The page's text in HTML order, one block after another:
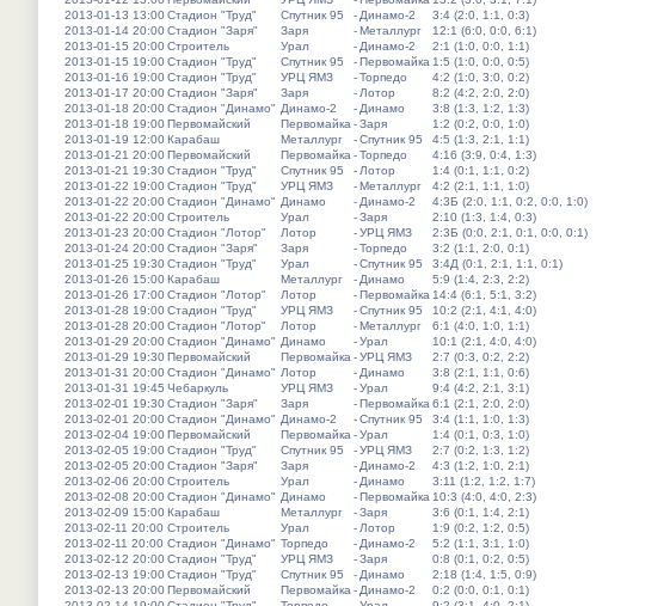
2013-01-13 13:00Стадион "Труд" Спутник 95 - Динамо-2
3:4 (2:0, 1:1, 0:3)
2013-01-14 20:00Стадион "Заря" Заря -Металлург
12:1 (6:0, 0:0, 6:1)
2013-01-15 20:00Строитель Урал - Динамо-2
2:1 (1:0, 0:0, 1:1)
2013-01-15 19:00Стадион "Труд" Спутник 95 -Первомайка 1:5 (1:0, 0:0, 0:5)
2013-01-16 19:00Стадион "Труд" УРЦ ЯМЗ -Торпедо
4:2 (1:0, 3:0, 0:2)
2013-01-17 20:00Стадион "Заря" Заря - Лотор
8:2 (4:2, 2:0, 2:0)
2013-01-18 20:00Стадион "Динамо" Динамо-2 - Динамо
3:8 (1:3, 1:2, 1:3)
2013-01-18 19:00Первомайский Первомайка -Заря
1:2 (0:2, 0:0, 1:0)
2013-01-19 12:00Карабаш Металлург -Спутник 95
4:5 (1:3, 2:1, 1:1)
2013-01-21 20:00Первомайский Первомайка -Торпедо
4:16 (3:9, 0:4, 1:3)
2013-01-21 19:30Стадион "Труд" Спутник 95 - Лотор
1:4 (0:1, 1:1, 0:2)
2013-01-22 19:00Стадион "Труд" УРЦ ЯМЗ -Металлург
4:2 (2:1, 1:1, 1:0)
2013-01-22 20:00Стадион "Динамо" Динамо - Динамо-2
4:3Б (2:0, 1:1, 0:2, 0:0, 1:0)
2013-01-22 20:00Строитель Урал -Заря
2:10 (1:3, 1:4, 0:3)
2013-01-23 20:00Стадион "Лотор" Лотор -УРЦ ЯМЗ
2:3Б (0:0, 2:1, 0:1, 0:0, 0:1)
2013-01-24 20:00Стадион "Заря" Заря -Торпедо
3:2 (1:1, 2:0, 0:1)
2013-01-25 19:30Стадион "Труд" Урал -Спутник 95
3:4Д (0:1, 2:1, 1:1, 0:1)
2013-01-26 15:00Карабаш Металлург - Динамо
5:9 (1:4, 2:3, 2:2)
2013-01-26 17:00Стадион "Лотор" Лотор -Первомайка 14:4 (6:1, 5:1, 3:2)
2013-01-28 19:00Стадион "Труд" УРЦ ЯМЗ -Спутник 95
10:2 (2:1, 4:1, 4:0)
2013-01-28 20:00Стадион "Лотор" Лотор -Металлург
6:1 (4:0, 1:0, 1:1)
2013-01-29 20:00Стадион "Динамо" Динамо -Урал
10:1 (2:1, 4:0, 4:0)
2013-01-29 19:30Первомайский Первомайка -УРЦ ЯМЗ
2:7 (0:3, 0:2, 2:2)
2013-01-31 20:00Стадион "Динамо" Лотор - Динамо
3:8 (2:1, 1:1, 0:6)
2013-01-31 19:45 Чебаркуль УРЦ ЯМЗ -Урал
9:4 (4:2, 2:1, 3:1)
2013-02-01 19:30Стадион "Заря" Заря -Первомайка 6:1 (2:1, 2:0, 2:0)
2013-02-01 20:00Стадион "Динамо" Динамо-2 -Спутник 95
3:4 (1:1, 1:0, 1:3)
2013-02-04 19:00Первомайский Первомайка -Урал
1:4 (0:1, 0:3, 1:0)
2013-02-05 19:00Стадион "Труд" Спутник 95 -УРЦ ЯМЗ
2:7 (0:2, 1:3, 1:2)
2013-02-05 20:00Стадион "Заря" Заря - Динамо-2
4:3 (1:2, 1:0, 2:1)
2013-02-06 20:00Строитель Урал - Динамо
3:11 (1:2, 1:2, 1:7)
2013-02-08 20:00Стадион "Динамо" Динамо -Первомайка 10:3 (4:0, 4:0, 2:3)
2013-02-09 15:00Карабаш Металлург -Заря
3:6 (0:1, 1:4, 2:1)
2013-02-11 20:00 Строитель Урал - Лотор
1:9 (0:2, 1:2, 0:5)
2013-02-11 20:00 Стадион "Динамо" Торпедо - Динамо-2
5:2 (1:1, 3:1, 1:0)
2013-02-12 20:00Стадион "Труд" УРЦ ЯМЗ -Заря
0:8 (0:1, 0:2, 0:5)
2013-02-13 19:00Стадион "Труд" Спутник 95 - Динамо
2:18 (1:4, 1:5, 0:9)
2013-02-13 20:00Первомайский Первомайка - Динамо-2
0:2 (0:0, 0:1, 0:1)